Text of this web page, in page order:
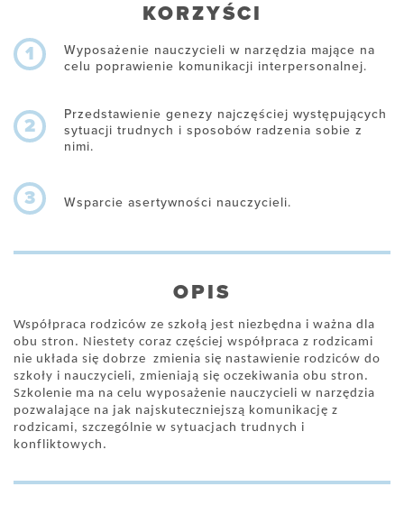
KORZYŚCI
1
Wyposażenie nauczycieli w narzędzia mające na
celu poprawienie komunikacji interpersonalnej.
2
Przedstawienie genezy najczęściej występujących
sytuacji trudnych i sposobów radzenia sobie z
nimi.
3 Wsparcie asertywności nauczycieli.
OPIS
Współpraca rodziców ze szkołą jest niezbędna i ważna dla
obu stron. Niestety coraz częściej współpraca z rodzicami
nie układa się dobrze zmienia się nastawienie rodziców do
szkoły i nauczycieli, zmieniają się oczekiwania obu stron.
Szkolenie ma na celu wyposażenie nauczycieli w narzędzia
pozwalające na jak najskuteczniejszą komunikację z
rodzicami, szczególnie w sytuacjach trudnych i
konfliktowych.